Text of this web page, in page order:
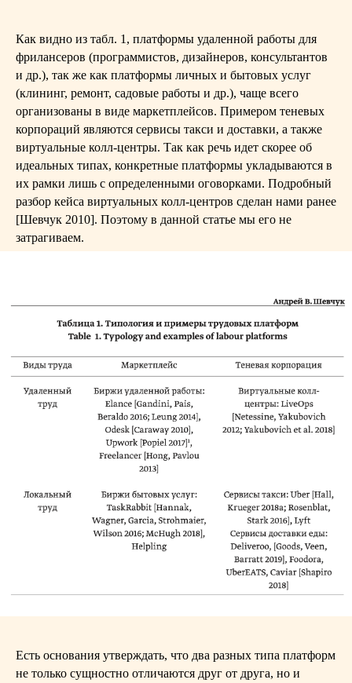
Как видно из табл. 1, платформы удаленной работы для
фрилансеров (программистов, дизайнеров, консультантов
и др.), так же как платформы личных и бытовых услуг
(клининг, ремонт, садовые работы и др.), чаще всего
организованы в виде маркетплейсов. Примером теневых
корпораций являются сервисы такси и доставки, а также
виртуальные колл-центры. Так как речь идет скорее об
идеальных типах, конкретные платформы укладываются в
их рамки лишь с определенными оговорками. Подробный
разбор кейса виртуальных колл-центров сделан нами ранее
[Шевчук 2010]. Поэтому в данной статье мы его не
затрагиваем.
Есть основания утверждать, что два разных типа платформ
не только сущностно отличаются друг от друга, но и